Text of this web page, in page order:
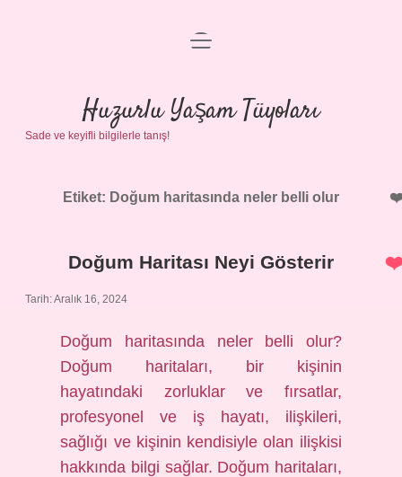
Anasayfa
Gizlilik Politikası
Yasal Uyarı
menüyü
Huzurlu Yaşam Tüyoları
Sade ve keyifli bilgilerle tanış!
Etiket: Doğum haritasında neler belli olur
Doğum Haritası Neyi Gösterir
Tarih: Aralık 16, 2024
Doğum haritasında neler belli olur?
Doğum haritaları, bir kişinin
hayatındaki zorluklar ve fırsatlar,
profesyonel ve iş hayatı, ilişkileri,
sağlığı ve kişinin kendisiyle olan ilişkisi
hakkında bilgi sağlar. Doğum haritaları,